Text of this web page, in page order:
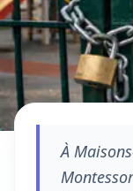
À